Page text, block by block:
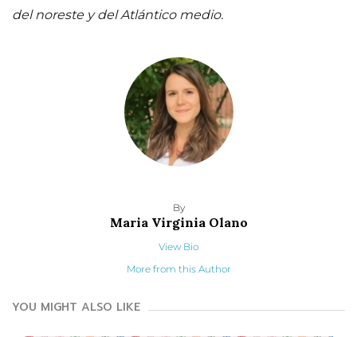
del noreste y del Atlántico medio.
By
Maria Virginia Olano
View Bio
More from this Author
YOU MIGHT ALSO LIKE